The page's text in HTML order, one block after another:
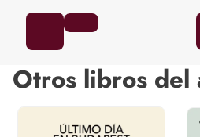
Otros libros del